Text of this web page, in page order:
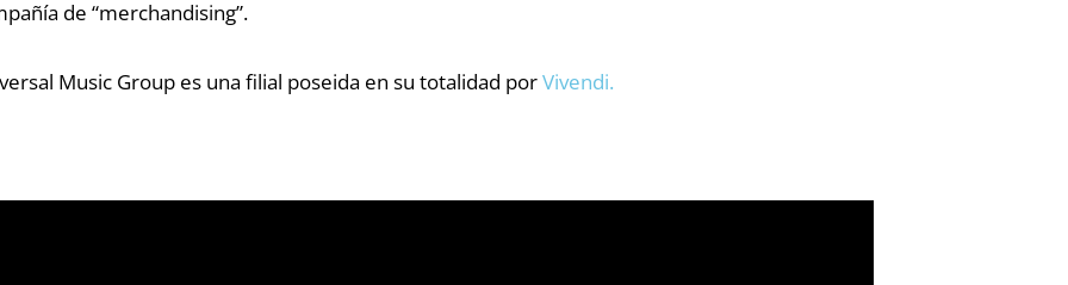
de “merchandising”.
Music Group es una filial poseida en su totalidad porVivendi.